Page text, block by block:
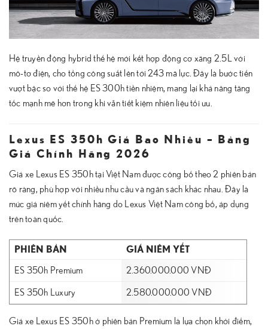
Hệ truyền động hybrid thế hệ mới kết hợp động cơ xăng 2.5L với
mô-tơ điện, cho tổng công suất lên tới 243 mã lực. Đây là bước tiến
vượt bậc so với thế hệ ES 300h tiền nhiệm, mang lại khả năng tăng
tốc mạnh mẽ hơn trong khi vẫn tiết kiệm nhiên liệu tối ưu.
Lexus ES 350h Giá Bao Nhiêu – Bảng
Giá Chính Hãng 2026
Giá xe Lexus ES 350h tại Việt Nam được công bố theo 2 phiên bản
rõ ràng, phù hợp với nhiều nhu cầu và ngân sách khác nhau. Đây là
mức giá niêm yết chính hãng do Lexus Việt Nam công bố, áp dụng
trên toàn quốc.
PHIÊN BẢN GIÁ NIÊM YẾT
ES 350h Premium 2.360.000.000 VNĐ
ES 350h Luxury 2.580.000.000 VNĐ
Giá xe Lexus ES 350h ở phiên bản Premium là lựa chọn khởi điểm,